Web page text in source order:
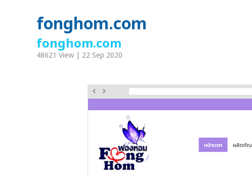
fonghom.com
fonghom.com
48621 View | 22 Sep 2020